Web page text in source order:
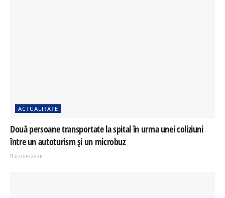
ACTUALITATE
Două persoane transportate la spital în urma unei coliziuni
între un autoturism și un microbuz
07/08/2026